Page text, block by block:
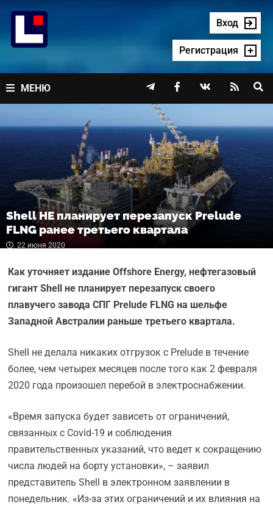
содержимому
Вход
Регистрация
МЕНЮ    
Shell НЕ планирует перезапуск Prelude
FLNG ранее третьего квартала
22 июня 2020
Как уточняет издание Offshore Energy, нефтегазовый
гигант Shell не планирует перезапуск своего
плавучего завода СПГ Prelude FLNG на шельфе
Западной Австралии раньше третьего квартала.
Shell не делала никаких отгрузок с Prelude в течение
более, чем четырех месяцев после того как 2 февраля
2020 года произошел перебой в электроснабжении.
«Время запуска будет зависеть от ограничений,
связанных с Covid-19 и соблюдения
правительственных указаний, что ведет к сокращению
числа людей на борту установки», – заявил
представитель Shell в электронном заявлении в
понедельник. «Из-за этих ограничений и их влияния на